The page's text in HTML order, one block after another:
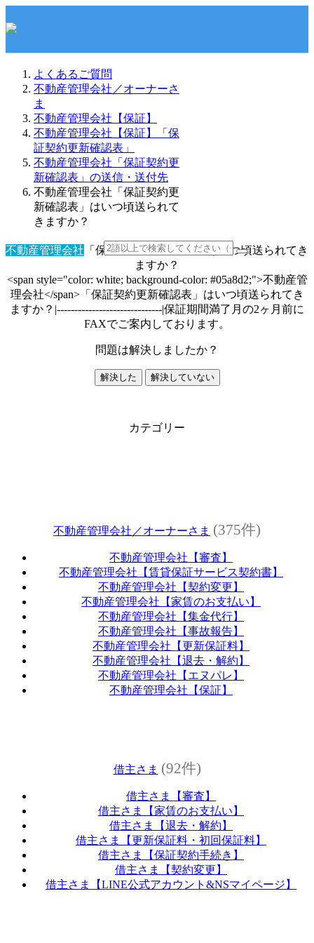
よくあるご質問
不動産管理会社／オーナーさ
ま
不動産管理会社【保証】
不動産管理会社【保証】「保
証契約更新確認表」
不動産管理会社「保証契約更
新確認表」の送信・送付先
不動産管理会社「保証契約更
新確認表」はいつ頃送られて
きますか？
不動産管理会社 「保証契約更新確認表」はいつ頃送られてき
ますか？
<span style="color: white; background-color: #05a8d2;">不動産管
理会社</span>「保証契約更新確認表」はいつ頃送られてき
ますか？|------------------------------|保証期間満了月の2ヶ月前に
FAXでご案内しております。
問題は解決しましたか？
解決した 解決していない
カテゴリー
不動産管理会社／オーナーさま (375件)
不動産管理会社【審査】
不動産管理会社【賃貸保証サービス契約書】
不動産管理会社【契約変更】
不動産管理会社【家賃のお支払い】
不動産管理会社【集金代行】
不動産管理会社【事故報告】
不動産管理会社【更新保証料】
不動産管理会社【退去・解約】
不動産管理会社【エヌパレ】
不動産管理会社【保証】
借主さま (92件)
借主さま【審査】
借主さま【家賃のお支払い】
借主さま【退去・解約】
借主さま【更新保証料・初回保証料】
借主さま【保証契約手続き】
借主さま【契約変更】
借主さま【LINE公式アカウント&NSマイページ】